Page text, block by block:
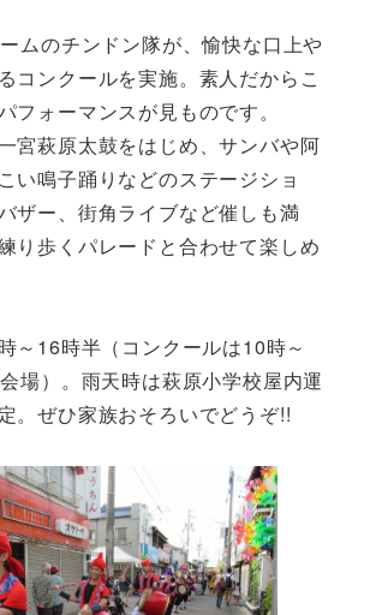
ムのチンドン隊が、愉快な口上や
コンクールを実施。素人だからこ
フォーマンスが見ものです。
宮萩原太鼓をはじめ、サンバや阿
い鳴子踊りなどのステージショ
ザー、街角ライブなど催しも満
り歩くパレードと合わせて楽しめ
～16時半（コンクールは10時～
場）。雨天時は萩原小学校屋内運
。ぜひ家族おそろいでどうぞ!!